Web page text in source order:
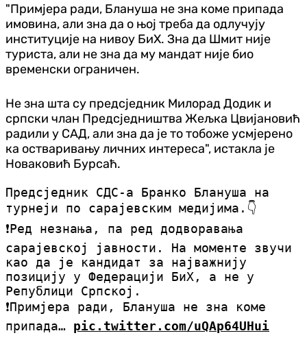
"Примјера ради, Блануша не зна коме припада
имовина, али зна да о њој треба да одлучују
институције на нивоу БиХ. Зна да Шмит није
туриста, али не зна да му мандат није био
временски ограничен.
Не зна шта су предсједник Милорад Додик и
српски члан Предсједништва Жељка Цвијановић
радили у САД, али зна да је то тобоже усмјерено
ка остваривању личних интереса", истакла је
Новаковић Бурсаћ.
Предсједник СДС-а Бранко Блануша на
турнеји по сарајевским медијима.👇
❗Ред незнања, па ред додворавања
сарајевској јавности. На моменте звучи
као да је кандидат за најважнију
позицију у Федерацији БиХ, а не у
Републици Српској.
❗Примјера ради, Блануша не зна коме
припада… pic.twitter.com/uQAp64UHui